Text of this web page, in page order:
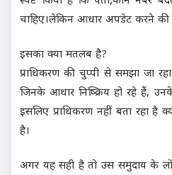
चाहिए।लेकिन आधार अपडेट करने की
इसका क्या मतलब है?
प्राधिकरण की चुप्पी से समझा जा
जिनके आधार निष्क्रिय हो रहे हैं,
इसलिए प्राधिकरण नहीं बता रहा है
है।
अगर यह सही है तो उस समुदाय के